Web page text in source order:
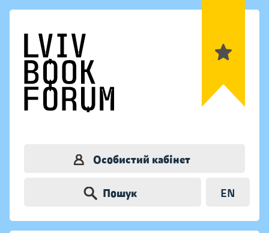
Особистий кабінет
Пошук EN